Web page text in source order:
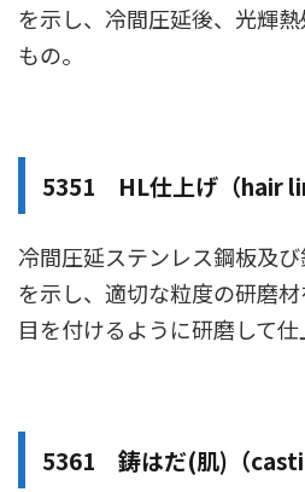
を示し、冷間圧延後、光輝
もの。
5351 HL仕上げ（hair
冷間圧延ステンレス鋼板及
を示し、適切な粒度の研磨
目を付けるように研磨して仕
5361 鋳はだ(肌)（